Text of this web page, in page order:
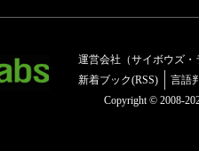
運営会社（サイボウズ・
新着ブック(RSS)
言語
Copyright © 2008-